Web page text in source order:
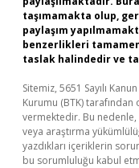
taşımamakta olup,
paylaşım
benzerlikleri
taslak halindedir ve
Sitemiz, 5651 Sayılı
Kurumu (BTK) tarafından
vermektedir. Bu
veya araştırma
yazdıkları içeriklerin
bu sorumluluğu kabul